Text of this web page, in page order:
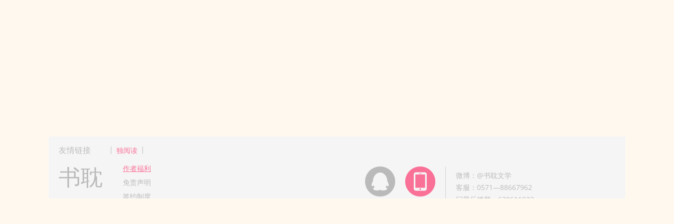
友情链接 独阅读
书耽
作者福利
免责声明
签约制度
微博：@书耽文学
客服：0571—88667962
问题反馈群：630611933